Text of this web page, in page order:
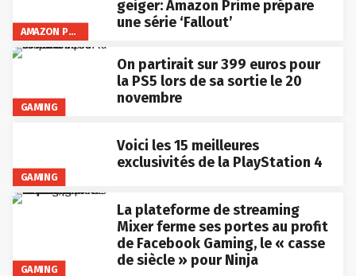
AMAZON PRIME VIDEO
geiger: Amazon Prime prépare
une série ‘Fallout’
GAMING
On partirait sur 399 euros pour
la PS5 lors de sa sortie le 20
novembre
GAMING
Voici les 15 meilleures
exclusivités de la PlayStation 4
GAMING
La plateforme de streaming
Mixer ferme ses portes au profit
de Facebook Gaming, le « casse
de siècle » pour Ninja